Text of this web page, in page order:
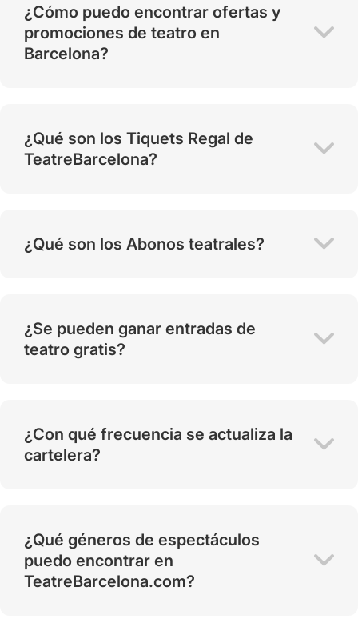
¿Cómo puedo encontrar ofertas y
promociones de teatro en
Barcelona?
¿Qué son los Tiquets Regal de
TeatreBarcelona?
¿Qué son los Abonos teatrales?
¿Se pueden ganar entradas de
teatro gratis?
¿Con qué frecuencia se actualiza la
cartelera?
¿Qué géneros de espectáculos
puedo encontrar en
TeatreBarcelona.com?